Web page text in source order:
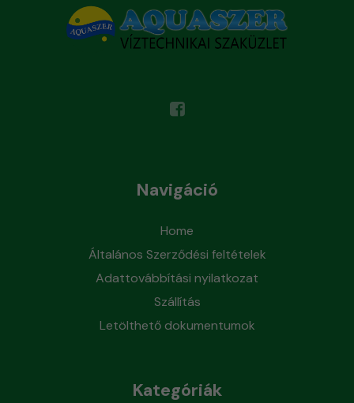
Navigáció
Home
Általános Szerződési feltételek
Adattovábbítási nyilatkozat
Szállítás
Letölthető dokumentumok
Kategóriák